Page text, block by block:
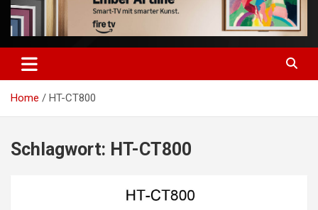
Home HT-CT800
Schlagwort: HT-CT800